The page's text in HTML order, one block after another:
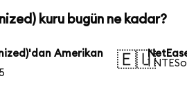
kuru bugün ne kadar?
Amerikan
🇪🇺
1